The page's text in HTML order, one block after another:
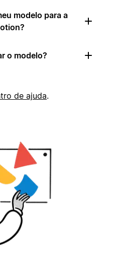
modelo para a
o modelo?
de ajuda.